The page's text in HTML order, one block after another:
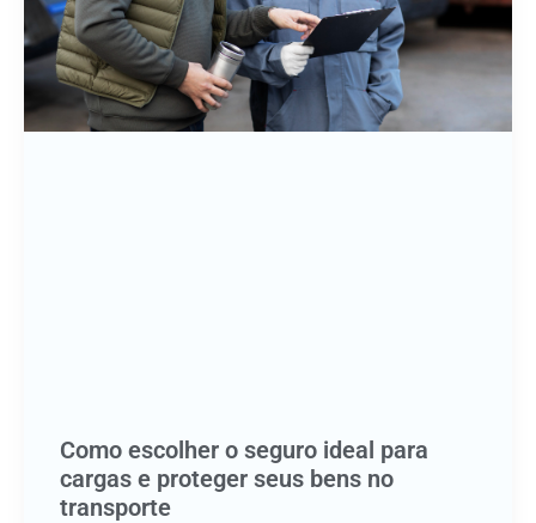
Como escolher o seguro ideal para
cargas e proteger seus bens no
transporte